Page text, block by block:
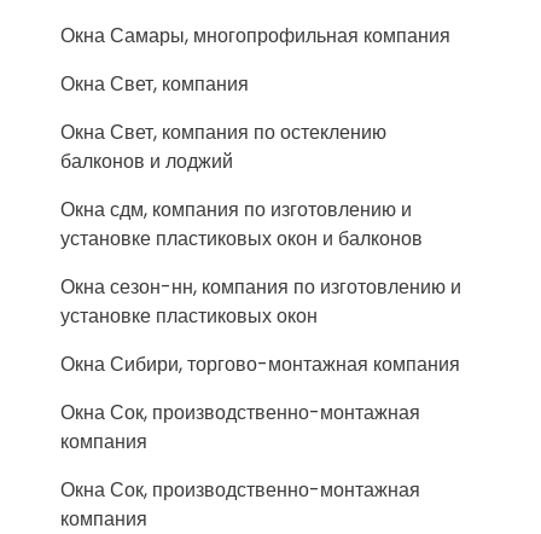
Окна Самары, многопрофильная компания
Окна Свет, компания
Окна Свет, компания по остеклению
балконов и лоджий
Окна сдм, компания по изготовлению и
установке пластиковых окон и балконов
Окна сезон-нн, компания по изготовлению и
установке пластиковых окон
Окна Сибири, торгово-монтажная компания
Окна Сок, производственно-монтажная
компания
Окна Сок, производственно-монтажная
компания